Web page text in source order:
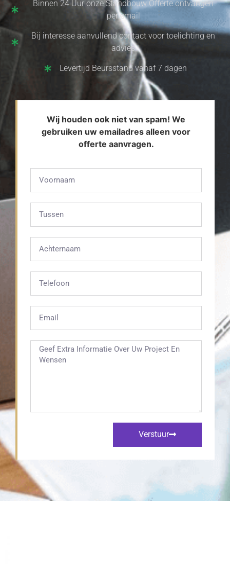
Binnen 24 Uur onze Standbouw Offerte ontvangen
per email
Bij interesse aanvullend contact voor toelichting en
advies
Levertijd Beursstand vanaf 7 dagen
Wij houden ook niet van spam! We
gebruiken uw emailadres alleen voor
offerte aanvragen.
Verstuur